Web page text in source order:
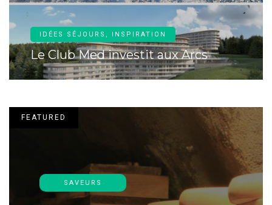
IDÉES SÉJOURS , INSPIRATION
Le Club Med investit aux Arcs
FEATURED
SAVEURS